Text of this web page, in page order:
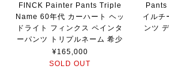
FINCK Painter Pants Triple
Name 60年代 カーハート ヘッ
ドライト フィンクス ペインタ
ーパンツ トリプルネーム 希少
¥165,000
SOLD OUT
イルチ
ンツ